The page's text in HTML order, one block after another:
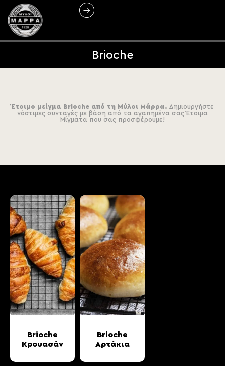
Brioche
Έτοιμο μείγμα Brioche από τη Μύλοι Μάρρα. Δημιουργήστε
νόστιμες συνταγές με βάση από τα αγαπημένα σας Έτοιμα
Μίγματα που σας προσφέρουμε!
Brioche
Κρουασάν
Brioche
Αρτάκια